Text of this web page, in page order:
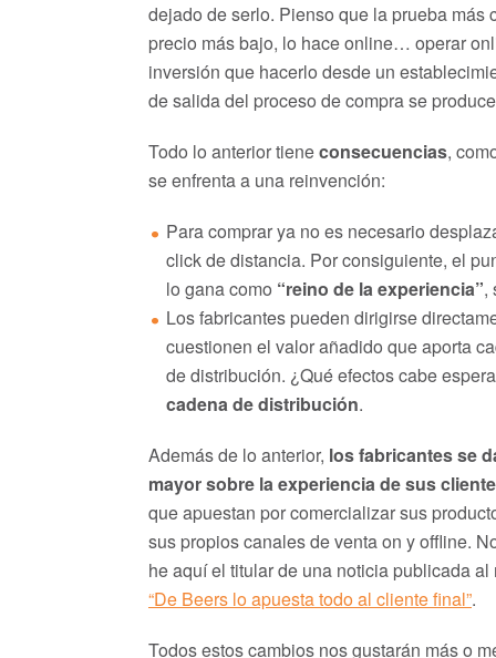
dejado de serlo. Pienso que la prueba
precio más bajo, lo hace online… operar
inversión que hacerlo desde un
de salida del proceso de compra se
Todo lo anterior tieneconsecuencias,
se enfrenta a una reinvención:
Para comprar ya no es necesario
click de distancia. Por consiguiente, el
lo gana como “reino de la experiencia”,
Los fabricantes pueden dirigirse
cuestionen el valor añadido que aporta
de distribución. ¿Qué efectos cabe
cadena de distribución.
Además de lo anterior, los fabricantes se
mayor sobre la experiencia de sus
que apuestan por comercializar sus
sus propios canales de venta on y offline.
he aquí el titular de una noticia publicada
“De Beers lo apuesta todo al cliente final”.
Todos estos cambios nos gustarán más o